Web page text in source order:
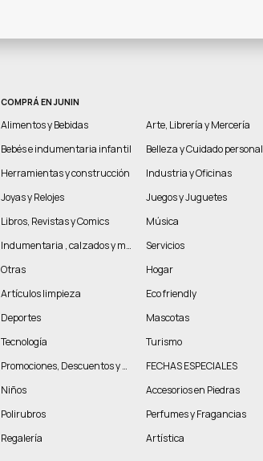
COMPRÁ EN JUNIN
Alimentos y Bebidas
Arte, Librería y Mercería
Bebés e indumentaria infantil
Belleza y Cuidado personal
Herramientas y construcción
Industria y Oficinas
Joyas y Relojes
Juegos y Juguetes
Libros, Revistas y Comics
Música
Indumentaria , calzados y marroquinería
Servicios
Otras
Hogar
Artículos limpieza
Eco friendly
Deportes
Mascotas
Tecnología
Turismo
Promociones, Descuentos y más
FECHAS ESPECIALES
Niños
Accesorios en Piedras
Polirubros
Perfumes y Fragancias
Regalería
Artística